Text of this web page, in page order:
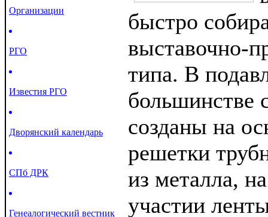
Организации
РГО
Известия РГО
Дворянский календарь
СПб ДРК
Генеалогический вестник
быстро
выставочно-
типа. В
большинстве
созданы на
решетки
из металла,
участии